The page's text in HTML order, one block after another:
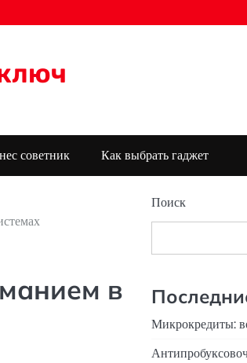
советник Как выбрать гаджет
в
Поиск
Микрокредиты: